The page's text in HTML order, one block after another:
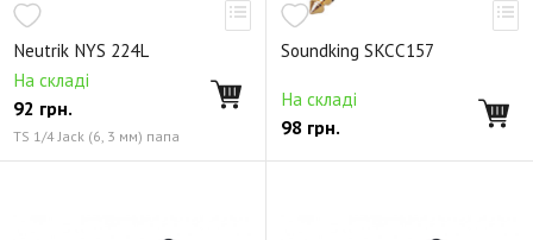
Neutrik NYS 224L
На складі
92 грн.
TS 1/4 Jack (6, 3 мм) папа
Soundking SKCC157
На складі
98 грн.